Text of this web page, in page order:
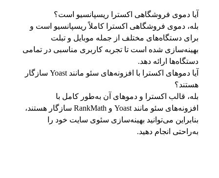
آیا دموی فروشگاهی اکسترا ریسپانسیو است؟
بله، دموی فروشگاهی اکسترا کاملاً ریسپانسیو است و
برای دستگاه‌های مختلف از جمله موبایل و تبلت
بهینه‌سازی شده است تا تجربه کاربری مناسبی در تمامی
دستگاه‌ها ارائه دهد.
آیا دموهای اکسترا با افزونه‌های سئو مانند Yoast سازگار
هستند؟
بله، قالب اکسترا و دموهای آن به‌طور کامل با
افزونه‌های سئو مانند Yoast و RankMath سازگار هستند،
بنابراین می‌توانید بهینه‌سازی سئوی سایت خود را
به‌راحتی انجام دهید.